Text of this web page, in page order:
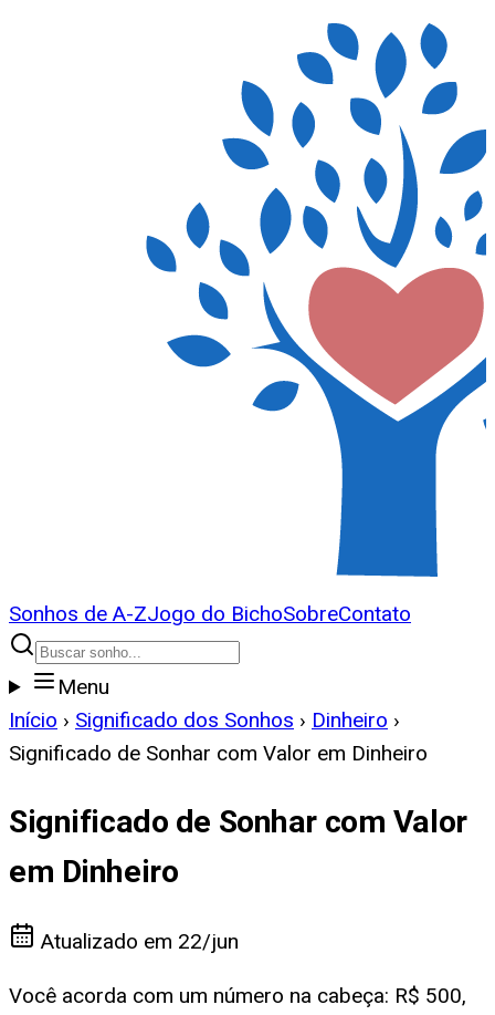
Sonhos de A-ZJogo do BichoSobreContato
Menu
Início › Significado dos Sonhos › Dinheiro ›
Significado de Sonhar com Valor em Dinheiro
Significado de Sonhar com Valor
em Dinheiro
Atualizado em 22/jun
Você acorda com um número na cabeça: R$ 500,